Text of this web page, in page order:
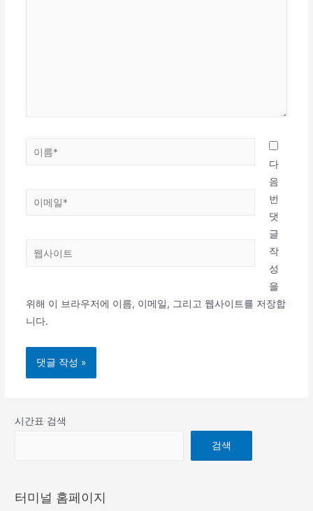
트
다
음
번
댓
글
작
성
을
위해 이 브라우저에 이름, 이메일, 그리고 웹사이트를 저장합
니다.
시간표 검색
검색
터미널 홈페이지